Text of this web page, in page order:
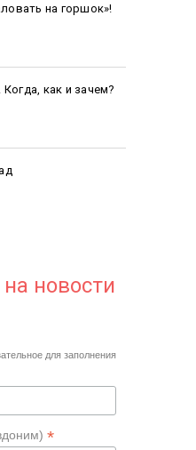
на горшок»!
как и зачем?
новости
для заполнения
*